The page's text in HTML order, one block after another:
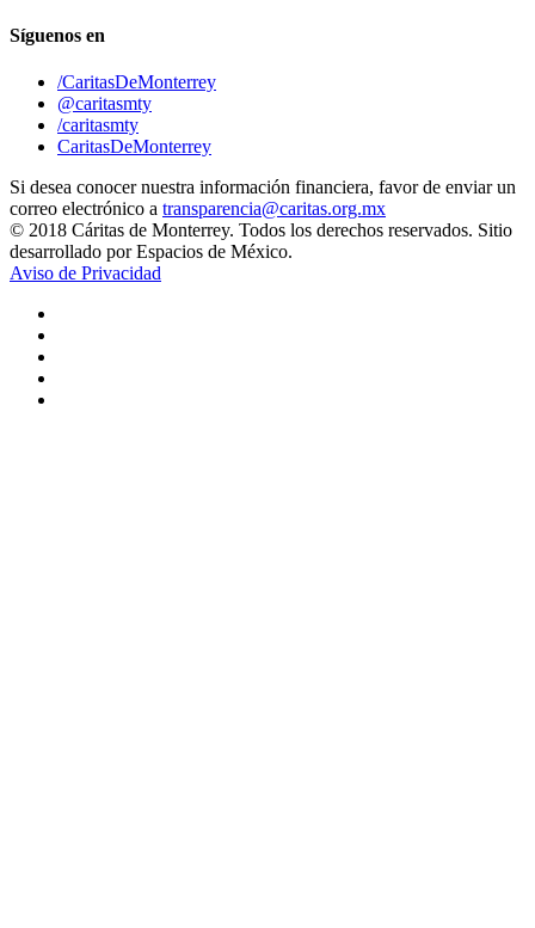
Síguenos en
/CaritasDeMonterrey
@caritasmty
/caritasmty
CaritasDeMonterrey
Si desea conocer nuestra información financiera, favor de enviar un
correo electrónico a transparencia@caritas.org.mx
© 2018 Cáritas de Monterrey. Todos los derechos reservados. Sitio
desarrollado por Espacios de México.
Aviso de Privacidad